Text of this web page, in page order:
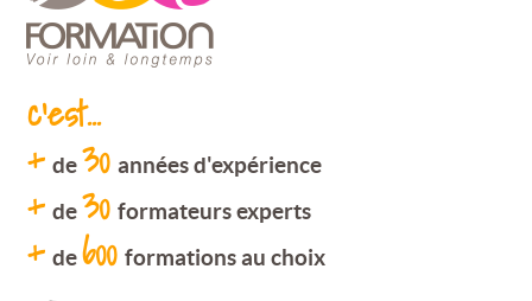
c'est...
+ de30 années d'expérience
+ de30 formateurs experts
+ de600 formations au choix